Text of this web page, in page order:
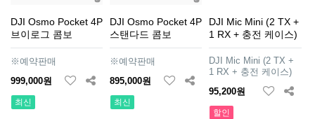
DJI Osmo Pocket 4P
브이로그 콤보
※예약판매
999,000원
최신
DJI Osmo Pocket 4P
스탠다드 콤보
※예약판매
895,000원
최신
DJI Mic Mini (2 TX +
1 RX + 충전 케이스)
DJI Mic Mini (2 TX +
1 RX + 충전 케이스)
95,200원
할인